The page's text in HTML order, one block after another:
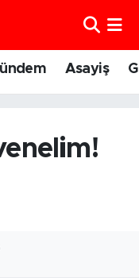
Asayiş
Fikstür